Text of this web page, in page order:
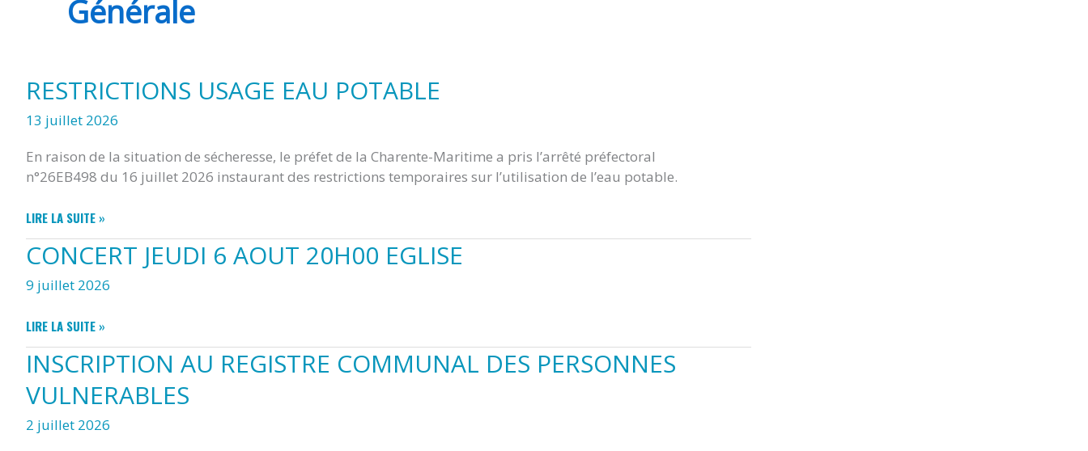
(17460)
Générale
RESTRICTIONS USAGE EAU POTABLE
13 juillet 2026
En raison de la situation de sécheresse, le préfet de la Charente-Maritime a pris l’arrêté préfectoral
n°26EB498 du 16 juillet 2026 instaurant des restrictions temporaires sur l’utilisation de l’eau potable.
RESTRICTIONS
USAGE
EAU
POTABLE
LIRE LA SUITE »
CONCERT JEUDI 6 AOUT 20H00 EGLISE
9 juillet 2026
CONCERT
JEUDI
6
AOUT
20H00
LIRE LA SUITE »
INSCRIPTION AU REGISTRE COMMUNAL DES PERSONNES
VULNERABLES
2 juillet 2026